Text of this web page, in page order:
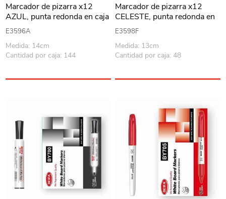
Marcador de pizarra x12
AZUL, punta redonda en caja
BEIFA
E3596A
Medida: 14cm
Cantidad por caja: 144
Marcador de pizarra x12
CELESTE, punta redonda en
caja BEIFA
E3598F
Medida: 13cm
Cantidad por caja: 48